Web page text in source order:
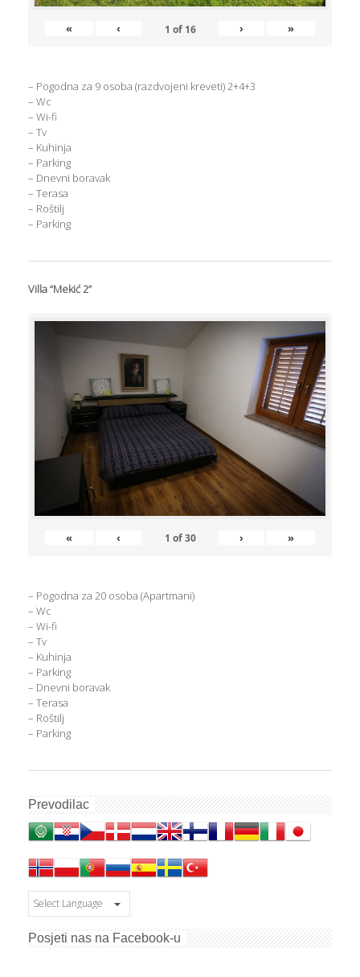
« ‹ 1 of 16 › »
– Pogodna za 9 osoba (razdvojeni kreveti) 2+4+3
– Wc
– Wi-fi
– Tv
– Kuhinja
– Parking
– Dnevni boravak
– Terasa
– Roštilj
– Parking
Villa “Mekić 2”
« ‹ 1 of30 › »
– Pogodna za 20 osoba (Apartmani)
– Wc
– Wi-fi
– Tv
– Kuhinja
– Parking
– Dnevni boravak
– Terasa
– Roštilj
– Parking
Prevodilac
Posjeti nas na Facebook-u